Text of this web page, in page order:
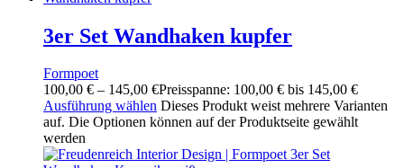
3er Set Wandhaken kupfer
Formpoet
100,00 € – 145,00 €Preisspanne: 100,00 € bis 145,00 €
Ausführung wählen Dieses Produkt weist mehrere Varianten
auf. Die Optionen können auf der Produktseite gewählt
werden